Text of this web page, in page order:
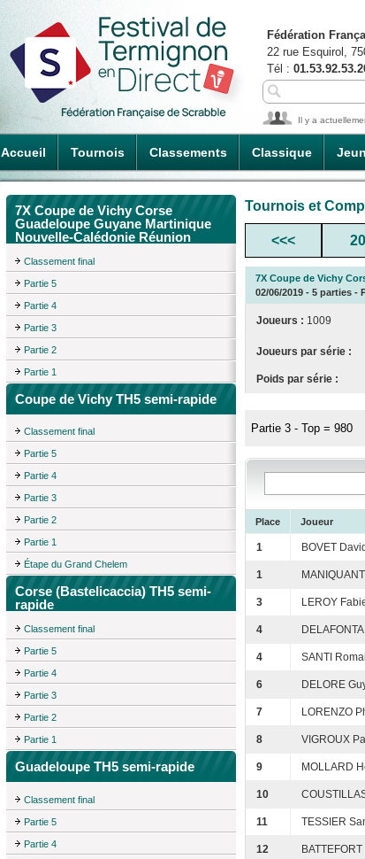
Accueil Tournois Classements Classique
Fédération
22 rue Esquirol,
Tél :
Il y a
7X Coupe de Vichy Corse
Guadeloupe Guyane Martinique
Nouvelle-Calédonie Réunion
Classement final
Partie 5
Partie 4
Partie 3
Partie 2
Partie 1
Coupe de Vichy TH5 semi-rapide
Classement final
Partie 5
Partie 4
Partie 3
Partie 2
Partie 1
Étape du Grand Chelem
Corse (Bastelicaccia) TH5 semi-
rapide
Classement final
Partie 5
Partie 4
Partie 3
Partie 2
Partie 1
Guadeloupe TH5 semi-rapide
Classement final
Partie 5
Partie 4
Tournois et
<<<
7X Coupe de Vichy
02/06/2019 - 5 parties -
Joueurs : 1009
Joueurs par série :
Poids par série :
Partie 3 - Top = 980
Place Joueur
1 BOVET David
1
3 LEROY
4
4 SANTI
6 DELORE
7 LORENZO
8 VIGROUX
9 MOLLARD
10
11 TESSIER
12